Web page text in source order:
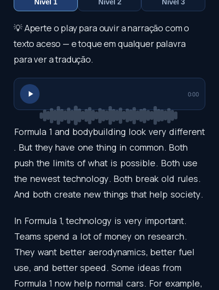
Nível 1 Nível 2 Nível 3
💡 Aperte o play para ouvir a narração com o
texto aceso — e toque em qualquer palavra
para ver a tradução.
0:00
Formula 1 and bodybuilding look very different
. But they have one thing in common. Both
push the limits of what is possible. Both use
the newest technology. Both break old rules.
And both create new things that help society.
In Formula 1,technology is very important.
Teams spend a lot of money on research.
They want better aerodynamics, better fuel
use, and better speed. Some ideas from
Formula 1 now help normal cars. For example,